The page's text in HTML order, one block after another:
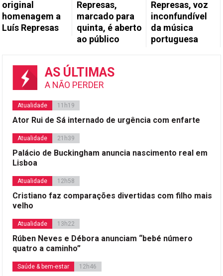
original
homenagem a
Luís Represas
Represas,
marcado para
quinta, é aberto
ao público
Represas, voz
inconfundível
da música
portuguesa
AS ÚLTIMAS
A NÃO PERDER
Atualidade 11h19
Ator Rui de Sá internado de urgência com enfarte
Atualidade 21h39
Palácio de Buckingham anuncia nascimento real em
Lisboa
Atualidade 12h58
Cristiano faz comparações divertidas com filho mais
velho
Atualidade 13h22
Rúben Neves e Débora anunciam “bebé número
quatro a caminho”
Saúde & bem-estar 12h46